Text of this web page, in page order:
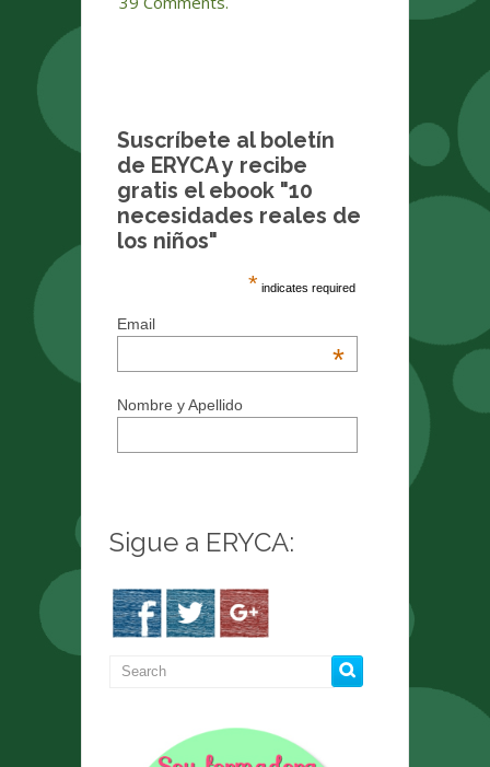
Suscríbete al boletín
de ERYCA y recibe
gratis el ebook "10
necesidades reales de
los niños"
* indicates required
Email
*
Nombre y Apellido
Sigue a ERYCA: